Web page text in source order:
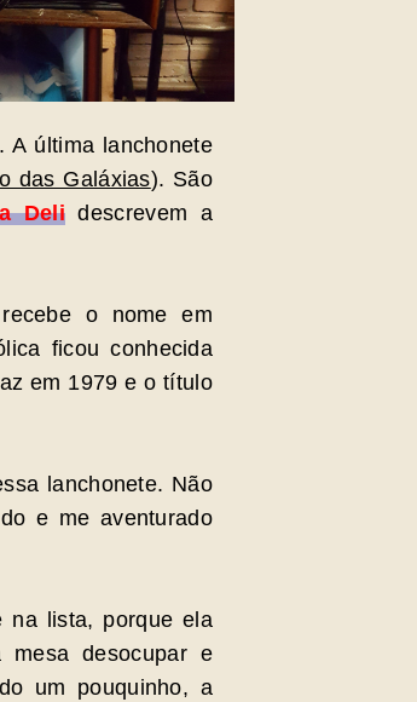
A última lanchonete
das Galáxias). São
Delidescrevem a
o nome em
ficou conhecida
em 1979 e o título
lanchonete. Não
e me aventurado
na lista, porque ela
mesa desocupar e
um pouquinho, a